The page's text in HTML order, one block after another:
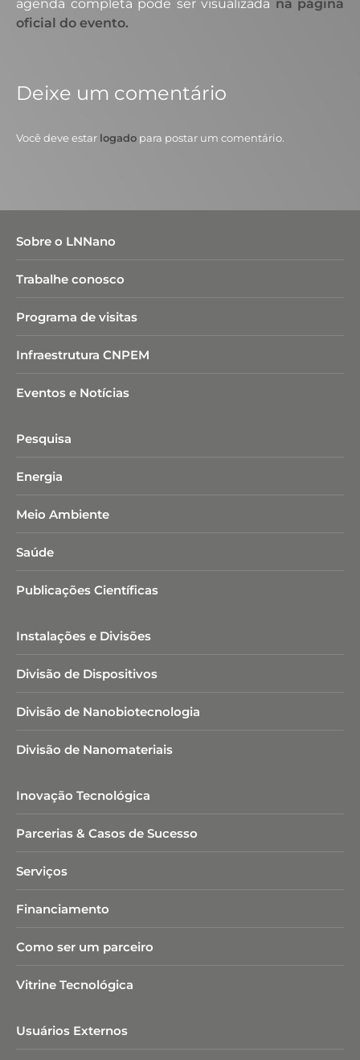
agenda completa pode ser visualizada na página
oficial do evento.
Deixe um comentário
Você deve estar logado para postar um comentário.
Sobre o LNNano
Trabalhe conosco
Programa de visitas
Infraestrutura CNPEM
Eventos e Notícias
Pesquisa
Energia
Meio Ambiente
Saúde
Publicações Científicas
Instalações e Divisões
Divisão de Dispositivos
Divisão de Nanobiotecnologia​
Divisão de Nanomateriais
Inovação Tecnológica
Parcerias & Casos de Sucesso
Serviços
Financiamento
Como ser um parceiro
Vitrine Tecnológica
Usuários Externos